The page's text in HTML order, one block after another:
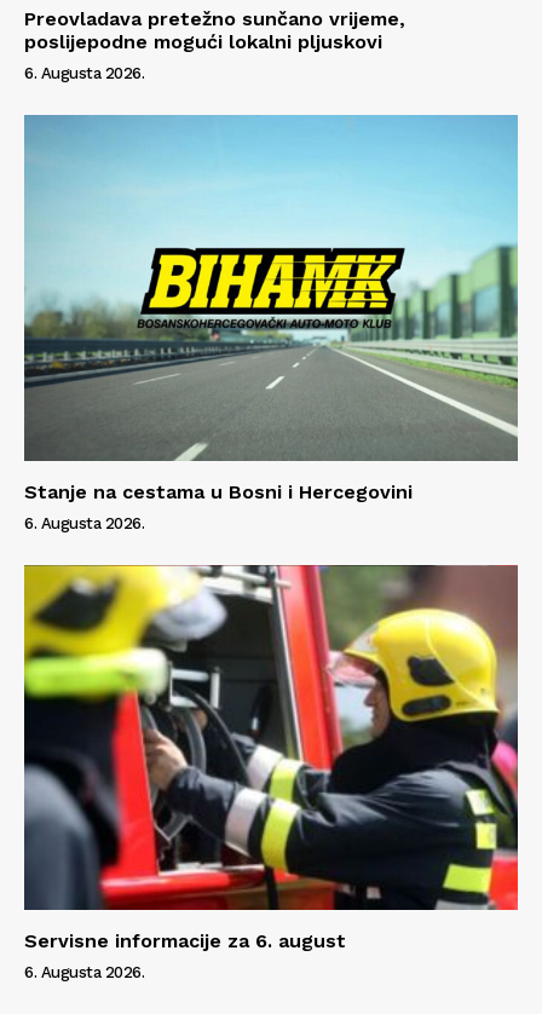
Preovladava pretežno sunčano vrijeme,
poslijepodne mogući lokalni pljuskovi
6. Augusta 2026.
Stanje na cestama u Bosni i Hercegovini
6. Augusta 2026.
Servisne informacije za 6. august
6. Augusta 2026.